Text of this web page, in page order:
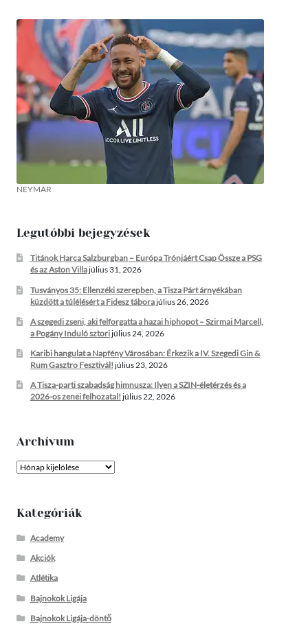
NEYMAR
Legutóbbi bejegyzések
Titánok Harca Salzburgban – Európa Trónjáért Csap Össze a PSG
és az Aston Villajúlius 31, 2026
Tusványos 35: Ellenzéki szerepben, a Tisza Párt árnyékában
küzdött a túlélésért a Fidesz táborajúlius 26, 2026
A szegedi zseni, aki felforgatta a hazai hiphopot – Szirmai Marcell,
a Pogány Induló sztorijúlius 24, 2026
Karibi hangulat a Napfény Városában: Érkezik a IV. Szegedi Gin &
Rum Gasztro Fesztivál! július 23, 2026
A Tisza-parti szabadság himnusza: Ilyen a SZIN-életérzés és a
2026-os zenei felhozatal! július 22, 2026
Archívum
Archívum
Kategóriák
Academy
Akciók
Atlétika
Bajnokok Ligája
Bajnokok Ligája-döntő